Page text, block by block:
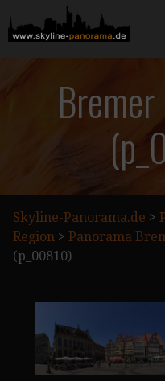
Inhalt
springen
SKYLINE-
Skyline-Panorama.de >
Region > Panorama
(p_00810)